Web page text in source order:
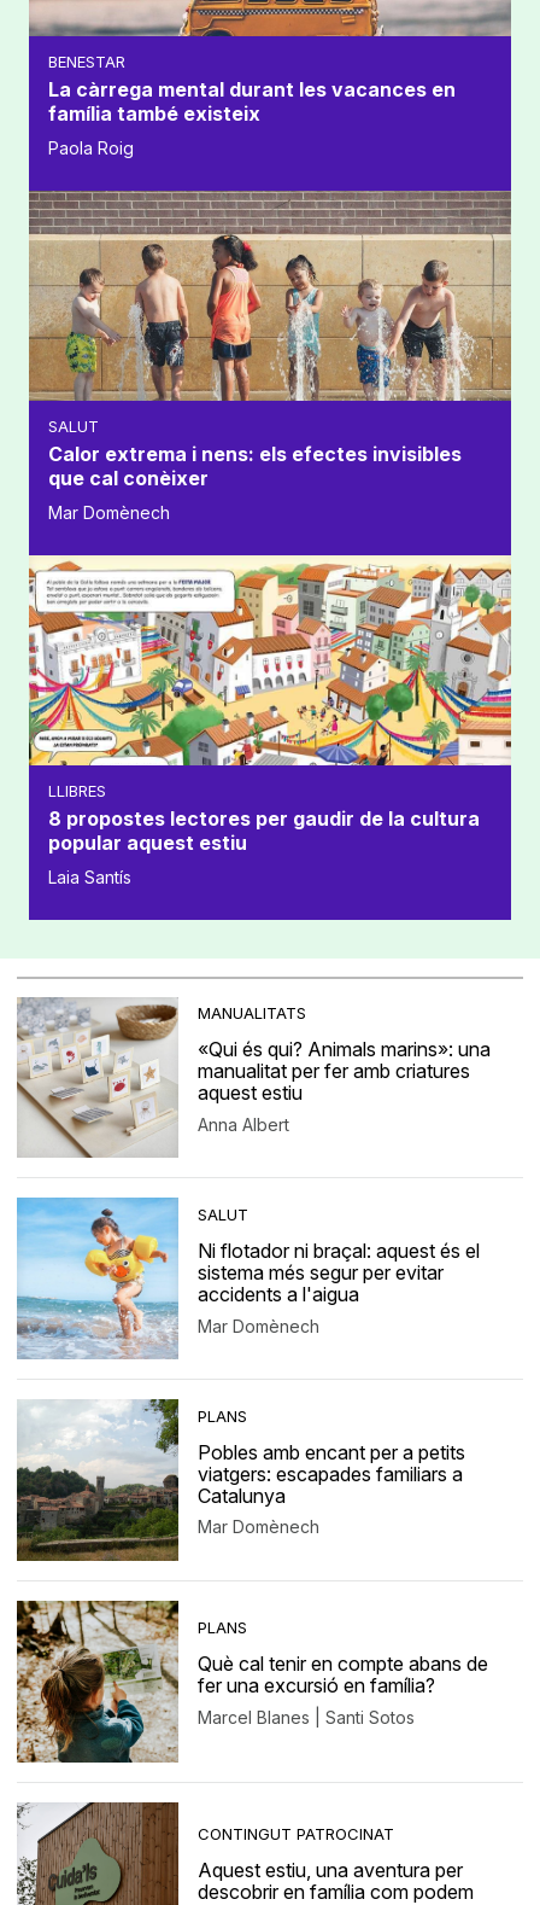
BENESTAR
La càrrega mental durant les vacances en
família també existeix
Paola Roig
SALUT
Calor extrema i nens: els efectes invisibles
que cal conèixer
Mar Domènech
LLIBRES
8 propostes lectores per gaudir de la cultura
popular aquest estiu
Laia Santís
MANUALITATS
«Qui és qui? Animals marins»: una
manualitat per fer amb criatures
aquest estiu
Anna Albert
SALUT
Ni flotador ni braçal: aquest és el
sistema més segur per evitar
accidents a l'aigua
Mar Domènech
PLANS
Pobles amb encant per a petits
viatgers: escapades familiars a
Catalunya
Mar Domènech
PLANS
Què cal tenir en compte abans de
fer una excursió en família?
Marcel Blanes | Santi Sotos
CONTINGUT PATROCINAT
Aquest estiu, una aventura per
descobrir en família com podem